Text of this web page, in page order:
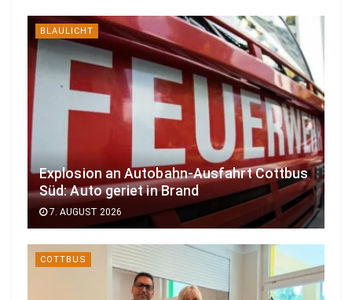
BLAULICHT
Explosion an Autobahn-Ausfahrt Cottbus
Süd: Auto geriet in Brand
7. AUGUST 2026
COTTBUS